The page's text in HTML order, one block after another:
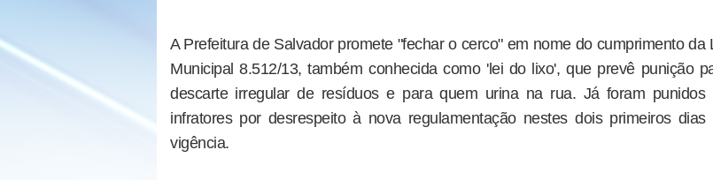
A Prefeitura de Salvador promete "fechar o cerco" em nome do cumprimento da
Municipal 8.512/13, também conhecida como 'lei do lixo', que prevê punição
descarte irregular de resíduos e para quem urina na rua. Já foram punidos
infratores por desrespeito à nova regulamentação nestes dois primeiros dias
vigência.